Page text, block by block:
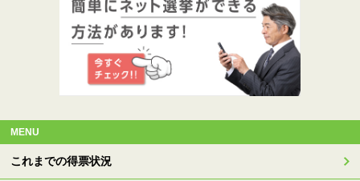
MENU
これまでの得票状況